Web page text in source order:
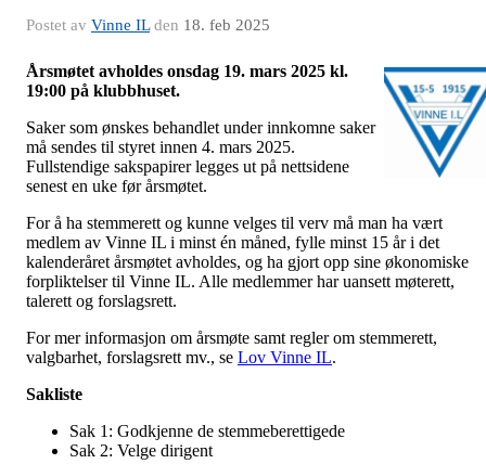
Postet av Vinne ILden 18. feb 2025
Årsmøtet avholdes onsdag 19. mars 2025 kl.
19:00 på klubbhuset.
Saker som ønskes behandlet under innkomne saker
må sendes til styret innen 4. mars 2025.
Fullstendige sakspapirer legges ut på nettsidene
senest en uke før årsmøtet.
For å ha stemmerett og kunne velges til verv må man ha vært
medlem av Vinne IL i minst én måned, fylle minst 15 år i det
kalenderåret årsmøtet avholdes, og ha gjort opp sine økonomiske
forpliktelser til Vinne IL. Alle medlemmer har uansett møterett,
talerett og forslagsrett.
For mer informasjon om årsmøte samt regler om stemmerett,
valgbarhet, forslagsrett mv., se Lov Vinne IL.
Sakliste
Sak 1: Godkjenne de stemmeberettigede
Sak 2: Velge dirigent